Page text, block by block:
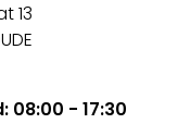
13
08:00 - 17:30